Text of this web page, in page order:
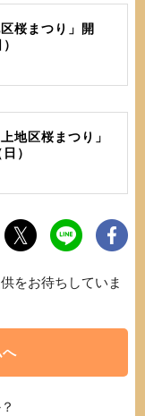
桜まつり」開
地区桜まつり」
）
をお待ちしていま
へ